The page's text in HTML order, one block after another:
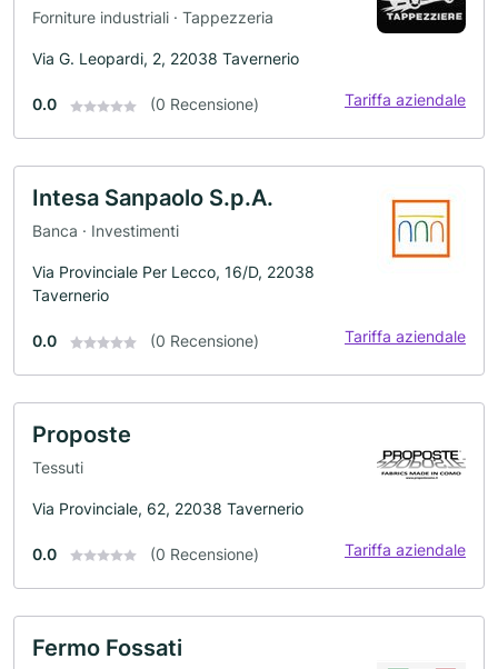
Forniture industriali · Tappezzeria
Via G. Leopardi, 2, 22038 Tavernerio
0.0 (0 Recensione) Tariffa aziendale
Intesa Sanpaolo S.p.A.
Banca · Investimenti
Via Provinciale Per Lecco, 16/D, 22038
Tavernerio
0.0 (0 Recensione) Tariffa aziendale
Proposte
Tessuti
Via Provinciale, 62, 22038 Tavernerio
0.0 (0 Recensione) Tariffa aziendale
Fermo Fossati